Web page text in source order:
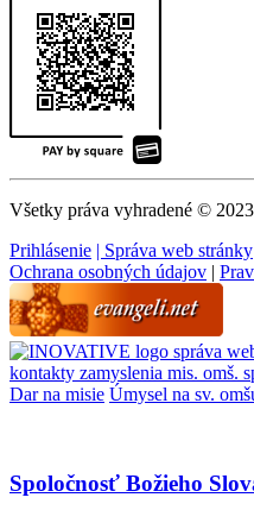
Všetky práva vyhradené ©
Prihlásenie | Správa web stránky
Ochrana osobných údajov |
správa
kontakty zamyslenia mis. omš.
Dar na misie Úmysel na sv.
Spoločnosť Božieho